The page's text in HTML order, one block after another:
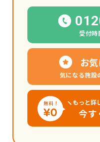
受付時
お
気になる施設
もっと詳
今す